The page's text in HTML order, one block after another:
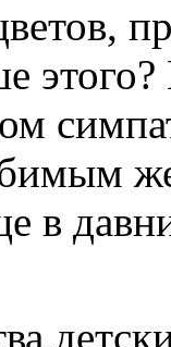
в